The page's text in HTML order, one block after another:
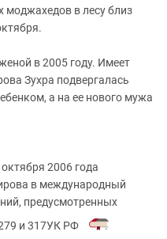
моджахедов в лесу близ
в 2005 году. Имеет
Зухра подвергалась
а на ее нового мужа
2006 года
в международный
предусмотренных
и 317УК РФ
.